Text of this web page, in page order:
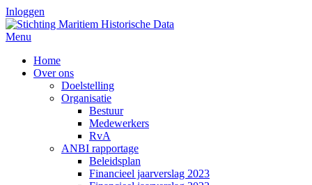
Inloggen
Menu
Home
Over ons
Doelstelling
Organisatie
Bestuur
Medewerkers
RvA
ANBI rapportage
Beleidsplan
Financieel jaarverslag 2023